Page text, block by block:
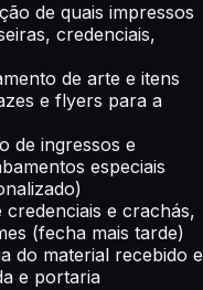
de quais impressos
credenciais,
de arte e itens
e flyers para a
de ingressos e
especiais
credenciais e crachás,
(fecha mais tarde)
do material recebido e
e portaria